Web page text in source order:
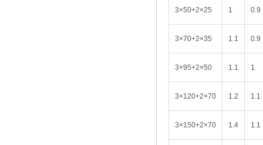
3×50+2×25 1 0.9
3×70+2×35 1.1 0.9
3×95+2×50 1.1 1
3×120+2×70 1.2 1.1
3×150+2×70 1.4 1.1